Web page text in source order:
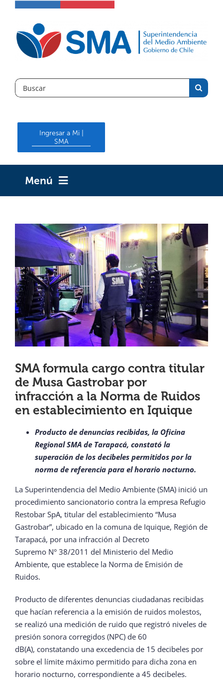
content
Search
for:
Ingresar a Mi |
SMA
Menú
¿QUIÉNES SOMOS?
OFICINAS REGIONALES
DOCUMENTOS
SALA DE PRENSA
PREGUNTAS FRECUENTES
Larger
Image
SMA formula cargo contra titular
de Musa Gastrobar por
infracción a la Norma de Ruidos
en establecimiento en Iquique
Producto de denuncias recibidas, la Oficina
Regional SMA de Tarapacá, constató la
superación de los decibeles permitidos por la
norma de referencia para el horario nocturno.
La Superintendencia del Medio Ambiente (SMA) inició un
procedimiento sancionatorio contra la empresa Refugio
Restobar SpA, titular del establecimiento “Musa
Gastrobar”, ubicado en la comuna de Iquique, Región de
Tarapacá, por una infracción al Decreto
Supremo N° 38/2011 del Ministerio del Medio
Ambiente, que establece la Norma de Emisión de
Ruidos.
Producto de diferentes denuncias ciudadanas recibidas
que hacían referencia a la emisión de ruidos molestos,
se realizó una medición de ruido que registró niveles de
presión sonora corregidos (NPC) de 60
dB(A), constatando una excedencia de 15 decibeles por
sobre el límite máximo permitido para dicha zona en
horario nocturno, correspondiente a 45 decibeles.